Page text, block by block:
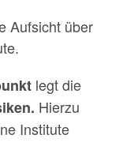
Aufsicht über
legt die
Hierzu
Institute